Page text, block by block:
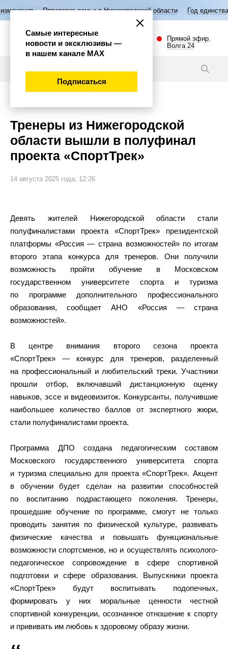
семьи в Нижегородской области Год единства народов
Прямой эфир.
Волга 24
Тренеры из Нижегородской
области вышли в полуфинал
проекта «СпортТрек»
14 августа 2025 года, 12:26
Девять жителей Нижегородской области стали
полуфиналистами проекта «СпортТрек» президентской
платформы «Россия — страна возможностей» по итогам
второго этапа конкурса для тренеров. Они получили
возможность пройти обучение в Московском
государственном университете спорта и туризма
по программе дополнительного профессионального
образования, сообщает АНО «Россия — страна
возможностей».
В центре внимания второго сезона проекта
«СпортТрек» — конкурс для тренеров, разделенный
на профессиональный и любительский треки. Участники
прошли отбор, включавший дистанционную оценку
навыков, эссе и видеовизиток. Конкурсанты, получившие
наибольшее количество баллов от экспертного жюри,
стали полуфиналистами проекта.
Программа ДПО создана педагогическим составом
Московского государственного университета спорта
и туризма специально для проекта «СпортТрек». Акцент
в обучении будет сделан на развитии способностей
по воспитанию подрастающего поколения. Тренеры,
прошедшие обучение по программе, смогут не только
проводить занятия по физической культуре, развивать
физические качества и повышать функциональные
возможности спортсменов, но и осуществлять психолого-
педагогическое сопровождение в сфере спортивной
подготовки и сфере образования. Выпускники проекта
«СпортТрек» будут воспитывать подопечных,
формировать у них моральные ценности честной
спортивной конкуренции, осознанное отношение к спорту
и прививать им любовь к здоровому образу жизни.
Самые интересные
новости и эксклюзивы —
в нашем канале МАХ
Подписаться